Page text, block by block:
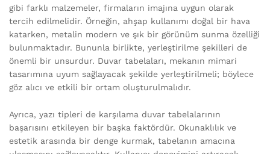
gibi farklı malzemeler, firmaların imajına uygun olarak
tercih edilmelidir. Örneğin, ahşap kullanımı doğal bir hava
katarken, metalin modern ve şık bir görünüm sunma özelliği
bulunmaktadır. Bununla birlikte, yerleştirilme şekilleri de
önemli bir unsurdur. Duvar tabelaları, mekanın mimari
tasarımına uyum sağlayacak şekilde yerleştirilmeli; böylece
göz alıcı ve etkili bir ortam oluşturulmalıdır.
Ayrıca, yazı tipleri de karşılama duvar tabelalarının
başarısını etkileyen bir başka faktördür. Okunaklılık ve
estetik arasında bir denge kurmak, tabelanın amacına